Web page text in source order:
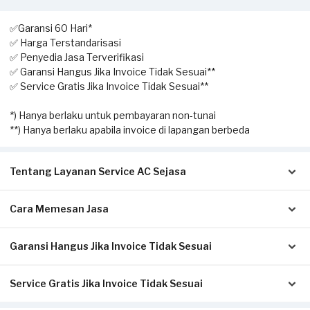
✅Garansi 60 Hari*
✅ Harga Terstandarisasi
✅ Penyedia Jasa Terverifikasi
✅ Garansi Hangus Jika Invoice Tidak Sesuai**
✅ Service Gratis Jika Invoice Tidak Sesuai**
*) Hanya berlaku untuk pembayaran non-tunai
**) Hanya berlaku apabila invoice di lapangan berbeda
Tentang Layanan Service AC Sejasa
Solusi terbaik untuk Anda yang membutuhkan jasa
service ini, Anda dapat memesan kapan saja sesuai dengan
Cara Memesan Jasa
Isi form sesuai detail kebutuhan Anda.
Klik Pesan Sekarang untuk memproses pesanan.
Garansi Hangus Jika Invoice Tidak Sesuai
Pastikan kwitansi/invoice yang diterbitkan dari Sejasa sesuai
Service Gratis Jika Invoice Tidak Sesuai